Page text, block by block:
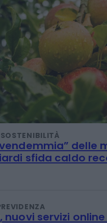
delle
sfida caldo
nuovi servizi